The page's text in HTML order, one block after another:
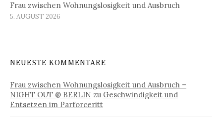
Frau zwischen Wohnungslosigkeit und Ausbruch
5. AUGUST 2026
NEUESTE KOMMENTARE
Frau zwischen Wohnungslosigkeit und Ausbruch –
NIGHT OUT @ BERLIN zu Geschwindigkeit und
Entsetzen im Parforceritt